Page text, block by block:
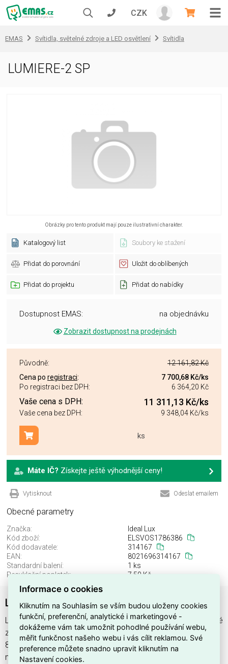
CZK
EMAS Svítidla, světelné zdroje a LED osvětlení Svítidla
LUMIERE-2 SP
Obrázky pro tento produkt mají pouze ilustrativní charakter.
Katalogový list Soubory ke stažení
Přidat do porovnání Uložit do oblíbených
Přidat do projektu Přidat do nabídky
Dostupnost EMAS: na objednávku
Zobrazit dostupnost na prodejnách
Původně:
12 161,82 Kč
Cena po registraci: 7 700,68 Kč/ks
Po registraci bez DPH:
6 364,20 Kč
Vaše cena s DPH: 11 311,13 Kč/ks
Vaše cena bez DPH: 9 348,04 Kč/ks
ks
Přidat do košíku
Máte IČ? Získejte ještě výhodnější ceny!
Vytisknout Odeslat emailem
Obecné parametry
Značka:
Ideal Lux
Kód zboží:
ELSVOS1786386
Kód dodavatele:
314167
EAN:
8021696314167
Standardní balení:
1 ks
Recyklační poplatek:
7,50 Kč
LUMIERE-2 SP
LUMIERE-2 SP najdete v kategoriích Svítidla, Svítidla, světelné
zdroje a LED osvětlení, výrobce Ideal Lux, EAN
8021696314167, kód dodavatele 314167. LUMIERE-2 SP
nabízíme od 1 ks. Kód EMAS LUMIERE-2 SP je
Informace o cookies
Kliknutím na Souhlasím se vším budou uloženy cookies
funkční, preferenční, analytické i marketingové -
dokážeme vám tak umožnit pohodlné používání webu,
měřit funkčnost našeho webu i vás cílit reklamou. Své
preference můžete snadno upravit kliknutím na
Nastavení cookies.